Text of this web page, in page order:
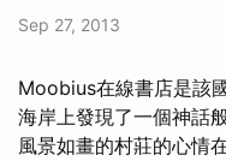
Sep 27, 2013
Moobius在線書店是該
海岸上發現了一個神話
風景如畫的村莊的心情